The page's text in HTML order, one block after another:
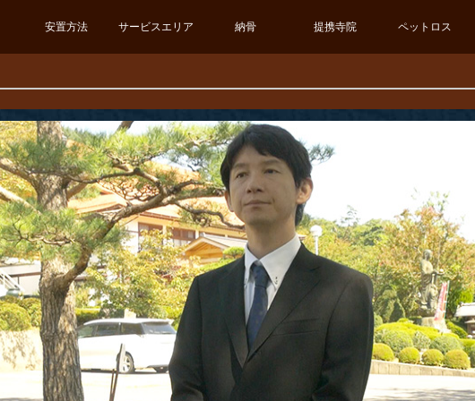
安置方法 サービスエリア 納骨 提携寺院 ペットロス